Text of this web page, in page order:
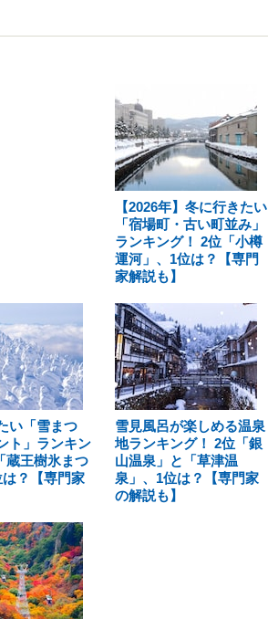
【2026年】冬に行きたい
「宿場町・古い町並み」
ランキング！ 2位「小樽
運河」、1位は？【専門
家解説も】
い「雪まつ
ト」ランキン
蔵王樹氷まつ
は？【専門家
雪見風呂が楽しめる温泉
地ランキング！ 2位「銀
山温泉」と「草津温
泉」、1位は？【専門家
の解説も】